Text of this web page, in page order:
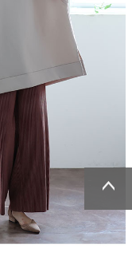
ページトッ
プへ
ページトッ
プへ